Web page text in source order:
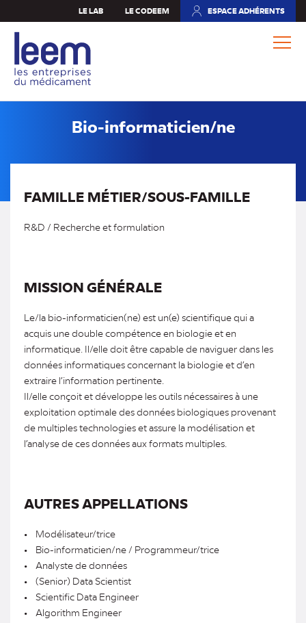
au
contenu
principal
LE LAB LE CODEEM ESPACE ADHÉRENTS
(NOUVEL
Bio-informaticien/ne
FAMILLE MÉTIER/SOUS-FAMILLE
R&D / Recherche et formulation
MISSION GÉNÉRALE
Le/la bio-informaticien(ne) est un(e) scientifique qui a
acquis une double compétence en biologie et en
informatique. Il/elle doit être capable de naviguer dans les
données informatiques concernant la biologie et d’en
extraire l’information pertinente.
Il/elle conçoit et développe les outils nécessaires à une
exploitation optimale des données biologiques provenant
de multiples technologies et assure la modélisation et
l’analyse de ces données aux formats multiples.
AUTRES APPELLATIONS
• Modélisateur/trice
• Bio-informaticien/ne / Programmeur/trice
• Analyste de données
• (Senior) Data Scientist
• Scientific Data Engineer
• Algorithm Engineer